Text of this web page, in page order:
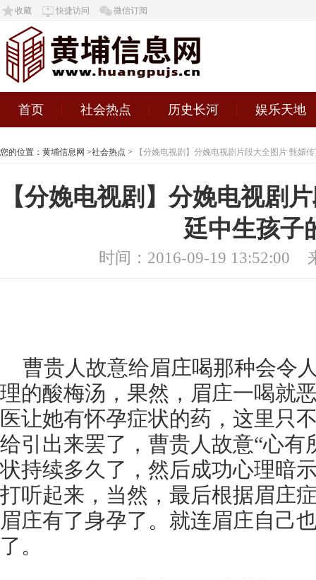
收藏 快捷访问 微信订阅
首页 社会热点 历史长河 娱乐天地
您的位置： 黄埔信息网 >社会热点 > 【分娩电视剧】分娩电视剧片段大全图片 甄嬛
【分娩电视剧】分娩电视剧
廷中生孩子
时间：2016-09-19 13:52:00
曹贵人故意给眉庄喝那种会令
理的酸梅汤，果然，眉庄一喝就
医让她有怀孕症状的药，这里只
给引出来罢了，曹贵人故意“心有
状持续多久了，然后成功心理暗
打听起来，当然，最后根据眉庄
眉庄有了身孕了。就连眉庄自己
了。